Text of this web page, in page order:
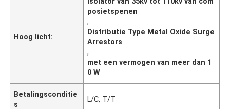
Hoog licht:
posietspenen
,
Distributie Type Metal Oxide Surge
Arrestors
,
met een vermogen van meer dan 1
0 W
Betalingsconditie
s
L/C, T/T